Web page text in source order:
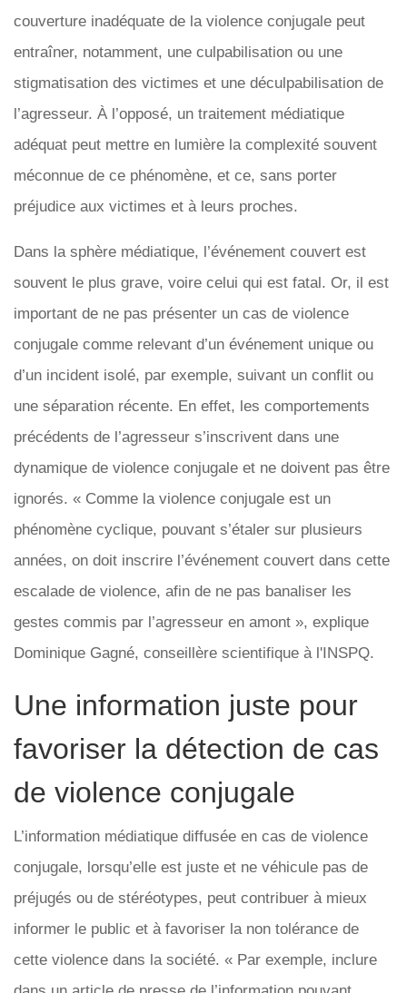
couverture inadéquate de la violence conjugale peut
entraîner, notamment, une culpabilisation ou une
stigmatisation des victimes et une déculpabilisation de
l’agresseur. À l’opposé, un traitement médiatique
adéquat peut mettre en lumière la complexité souvent
méconnue de ce phénomène, et ce, sans porter
préjudice aux victimes et à leurs proches.
Dans la sphère médiatique, l’événement couvert est
souvent le plus grave, voire celui qui est fatal. Or, il est
important de ne pas présenter un cas de violence
conjugale comme relevant d’un événement unique ou
d’un incident isolé, par exemple, suivant un conflit ou
une séparation récente. En effet, les comportements
précédents de l’agresseur s’inscrivent dans une
dynamique de violence conjugale et ne doivent pas être
ignorés. « Comme la violence conjugale est un
phénomène cyclique, pouvant s’étaler sur plusieurs
années, on doit inscrire l’événement couvert dans cette
escalade de violence, afin de ne pas banaliser les
gestes commis par l’agresseur en amont », explique
Dominique Gagné, conseillère scientifique à l'INSPQ.
Une information juste pour
favoriser la détection de cas
de violence conjugale
L’information médiatique diffusée en cas de violence
conjugale, lorsqu’elle est juste et ne véhicule pas de
préjugés ou de stéréotypes, peut contribuer à mieux
informer le public et à favoriser la non tolérance de
cette violence dans la société. « Par exemple, inclure